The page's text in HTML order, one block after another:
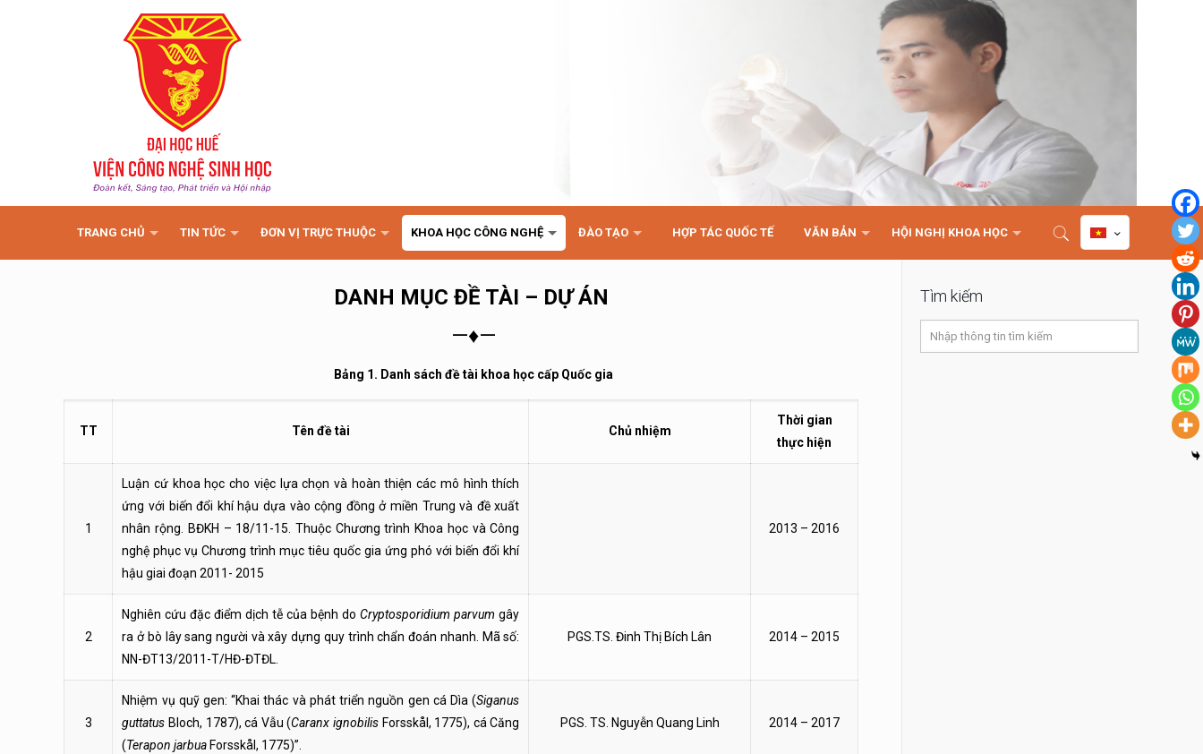
TRANG CHỦ TIN TỨC ĐƠN VỊ TRỰC THUỘC KHOA HỌC CÔNG NGHỆ ĐÀO TẠO HỢP TÁC QUỐC TẾ VĂN BẢN HỘI NGHỊ KHOA HỌC
DANH MỤC ĐỀ TÀI – DỰ ÁN
—♦—
Bảng 1. Danh sách đề tài khoa học cấp Quốc gia
TT Tên đề tài Chủ nhiệm
Thời gian
thực hiện
1
Luận cứ khoa học cho việc lựa chọn và hoàn thiện các mô hình thích
ứng với biến đổi khí hậu dựa vào cộng đồng ở miền Trung và đề xuất
nhân rộng. BĐKH – 18/11-15. Thuộc Chương trình Khoa học và Công
nghệ phục vụ Chương trình mục tiêu quốc gia ứng phó với biến đổi khí
hậu giai đoạn 2011- 2015
2013 – 2016
2
Nghiên cứu đặc điểm dịch tễ của bệnh doCryptosporidium parvum gây
ra ở bò lây sang người và xây dựng quy trình chẩn đoán nhanh. Mã số:
NN-ĐT13/2011-T/HĐ-ĐTĐL.
PGS.TS. Đinh Thị Bích Lân 2014 – 2015
3
Nhiệm vụ quỹ gen: “Khai thác và phát triển nguồn gen cá Dìa (Siganus
guttatus Bloch, 1787), cá Vẫu (Caranx ignobilisForsskål, 1775), cá Căng
(Terapon jarbua Forsskål, 1775)”.
PGS. TS. Nguyễn Quang Linh 2014 – 2017
Tìm kiếm